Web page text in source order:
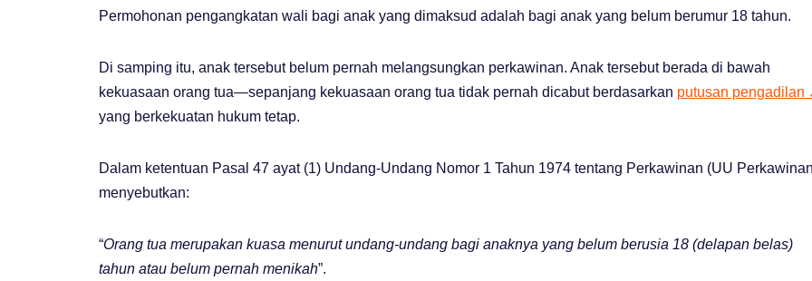
Permohonan pengangkatan wali bagi anak yang dimaksud adalah bagi anak yang belum berumur 18 tahun.
Di samping itu, anak tersebut belum pernah melangsungkan perkawinan. Anak tersebut berada di bawah
kekuasaan orang tua—sepanjang kekuasaan orang tua tidak pernah dicabut berdasarkan putusan pengadilan
yang berkekuatan hukum tetap.
Dalam ketentuan Pasal 47 ayat (1) Undang-Undang Nomor 1 Tahun 1974 tentang Perkawinan (UU
menyebutkan:
“Orang tua merupakan kuasa menurut undang-undang bagi anaknya yang belum berusia 18 (delapan belas)
tahun atau belum pernah menikah”.